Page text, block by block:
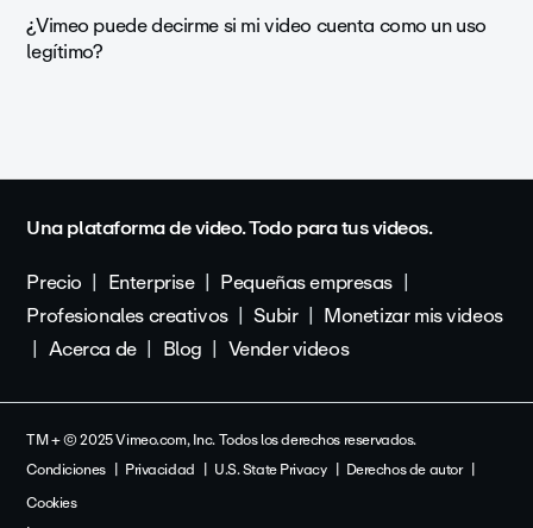
¿Vimeo puede decirme si mi video cuenta como un uso
legítimo?
Una plataforma de video. Todo para tus videos.
Precio
Enterprise
Pequeñas empresas
Profesionales creativos
Subir
Monetizar mis videos
Acerca de
Blog Vender videos
TM + © 2025 Vimeo.com, Inc. Todos los derechos reservados.
Condiciones
Privacidad U.S. State Privacy
Derechos de autor
Cookies